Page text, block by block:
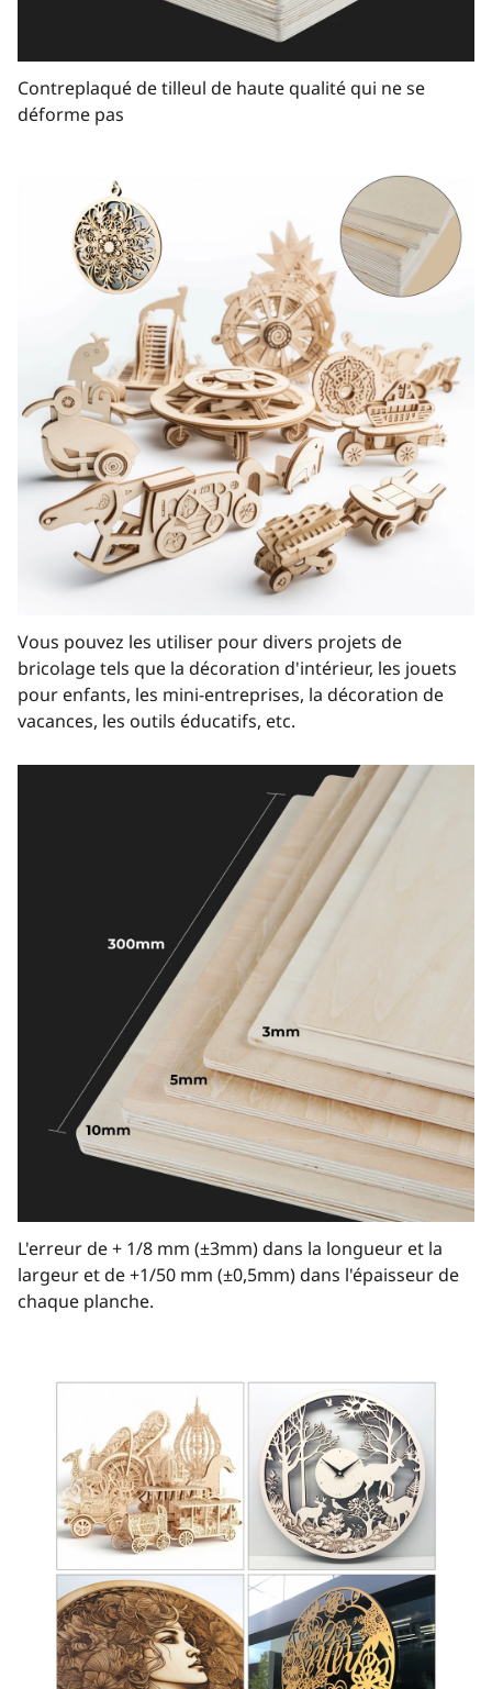
Contreplaqué de tilleul de haute qualité qui ne se
déforme pas
Vous pouvez les utiliser pour divers projets de
bricolage tels que la décoration d'intérieur, les jouets
pour enfants, les mini-entreprises, la décoration de
vacances, les outils éducatifs, etc.
L'erreur de + 1/8 mm (±3mm) dans la longueur et la
largeur et de +1/50 mm (±0,5mm) dans l'épaisseur de
chaque planche.